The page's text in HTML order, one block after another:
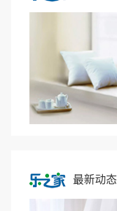
最新动态